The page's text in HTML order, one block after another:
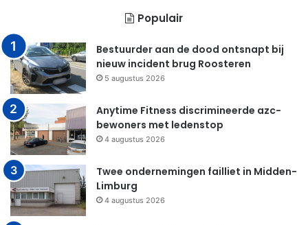
Populair
Bestuurder aan de dood ontsnapt bij
nieuw incident brug Roosteren
5 augustus 2026
Anytime Fitness discrimineerde azc-
bewoners met ledenstop
4 augustus 2026
Twee ondernemingen failliet in Midden-
Limburg
4 augustus 2026